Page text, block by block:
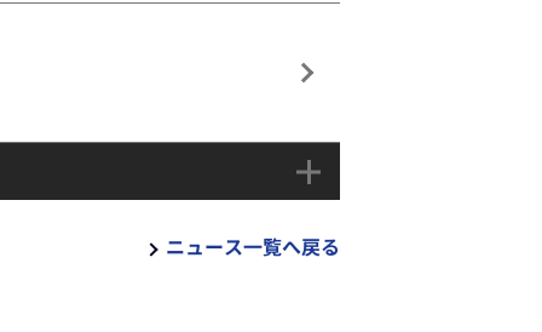
ニュース一覧へ戻る